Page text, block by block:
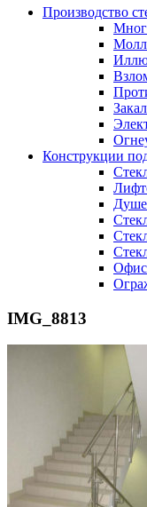
Производство
Конструкции
IMG_8813